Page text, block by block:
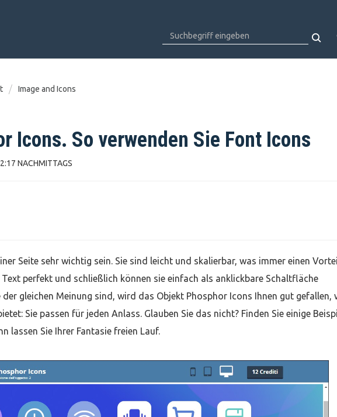
Image and Icons
Icons. So verwenden Sie Font Icons
NACHMITTAGS
Seite sehr wichtig sein. Sie sind leicht und skalierbar, was immer einen
perfekt und schließlich können sie einfach als anklickbare Schaltfläche
der gleichen Meinung sind, wird das Objekt Phosphor Icons Ihnen gut gefallen,
Sie passen für jeden Anlass. Glauben Sie das nicht? Finden Sie einige
lassen Sie Ihrer Fantasie freien Lauf.